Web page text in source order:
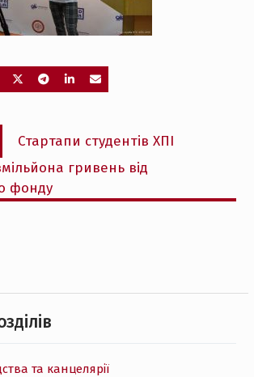
Попередній
запис:
Стартапи студентів ХПІ
гривень від
фонду
та канцелярії